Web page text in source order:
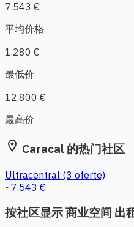
7.543 €
平均价格
1.280 €
最低价
12.800 €
最高价
location_on Caracal 的热门社区
Ultracentral (3 oferte)
~7.543 €
按社区显示 商业空间 出